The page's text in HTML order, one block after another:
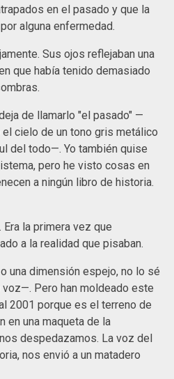
en el pasado y que la
alguna enfermedad.
Sus ojos reflejaban una
que había tenido demasiado
de llamarlo "el pasado" —
cielo de un tono gris metálico
del todo—. Yo también quise
pero he visto cosas en
a ningún libro de historia.
la primera vez que
a la realidad que pisaban.
una dimensión espejo, no lo sé
Pero han moldeado este
2001 porque es el terreno de
en una maqueta de la
despedazamos. La voz del
nos envió a un matadero